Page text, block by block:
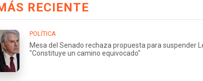
RECIENTE
POLÍTICA
Mesa del Senado rechaza propuesta para suspender
"Constituye un camino equivocado"